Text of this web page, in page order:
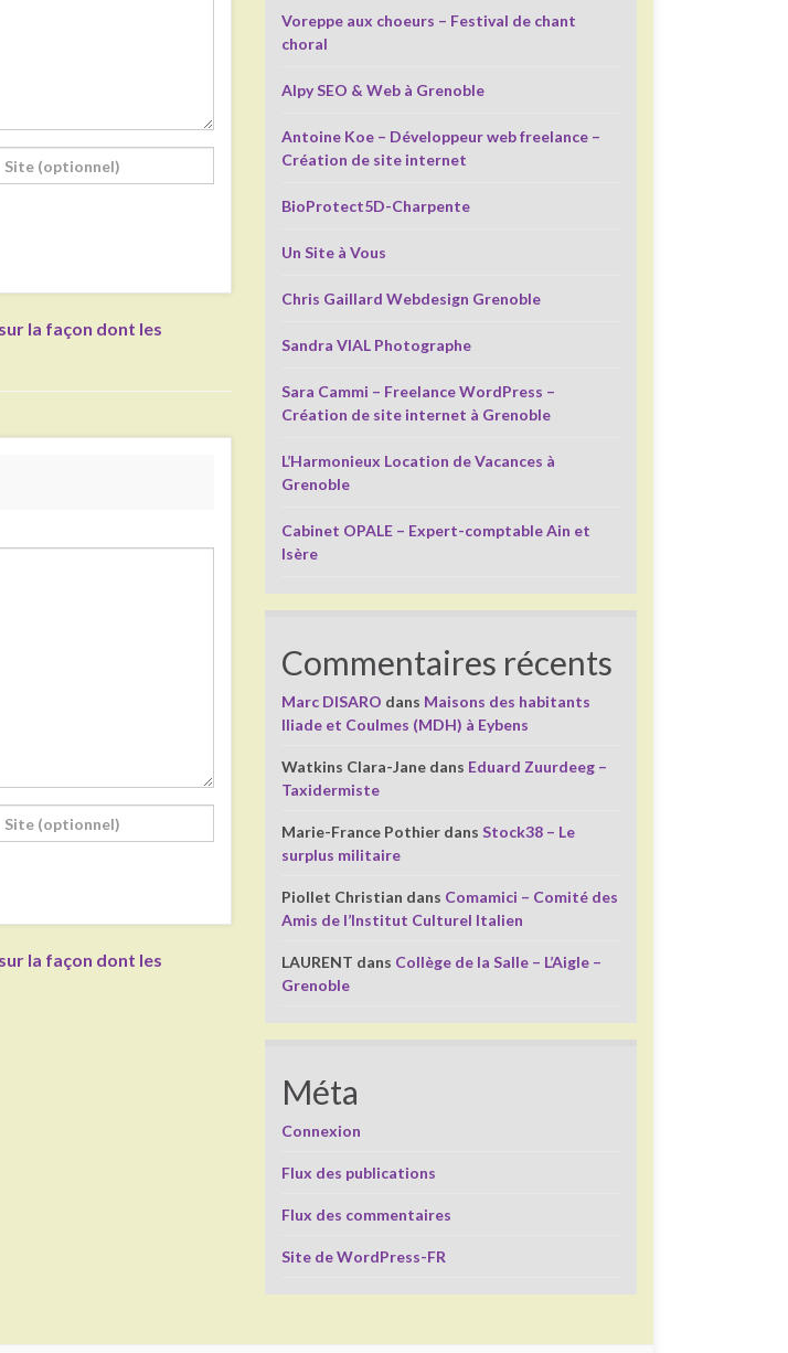
la façon dont les
la façon dont les
Voreppe aux choeurs – Festival de chant
choral
Alpy SEO & Web à Grenoble
Antoine Koe – Développeur web freelance –
Création de site internet
BioProtect5D-Charpente
Un Site à Vous
Chris Gaillard Webdesign Grenoble
Sandra VIAL Photographe
Sara Cammi – Freelance WordPress –
Création de site internet à Grenoble
L’Harmonieux Location de Vacances à
Grenoble
Cabinet OPALE – Expert-comptable Ain et
Isère
Commentaires récents
Marc DISARO dans Maisons des habitants
Iliade et Coulmes (MDH) à Eybens
Watkins Clara-Jane dans Eduard Zuurdeeg –
Taxidermiste
Marie-France Pothier dansStock38 – Le
surplus militaire
Piollet Christian dans Comamici – Comité des
Amis de l’Institut Culturel Italien
LAURENT dans Collège de la Salle – L’Aigle –
Grenoble
Méta
Connexion
Flux des publications
Flux des commentaires
Site de WordPress-FR